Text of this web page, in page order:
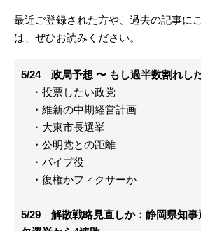
最近ご登録された方や、過去の記事に
は、ぜひお読みください。
5/24 政局予想 〜 もし過半数割れし
・投票したい政党
・維新の中期経営計画
・大東市長選挙
・公明党との距離
・パイプ役
・復権かフィクサーか
5/29 解散戦略見直しか：静岡県知事